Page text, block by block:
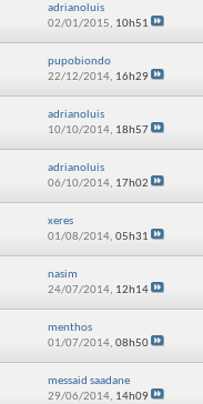
adrianoluis
02/01/2015, 10h51
pupobiondo
22/12/2014, 16h29
adrianoluis
10/10/2014, 18h57
adrianoluis
06/10/2014, 17h02
xeres
01/08/2014, 05h31
nasim
24/07/2014, 12h14
menthos
01/07/2014, 08h50
messaid saadane
29/06/2014, 14h09